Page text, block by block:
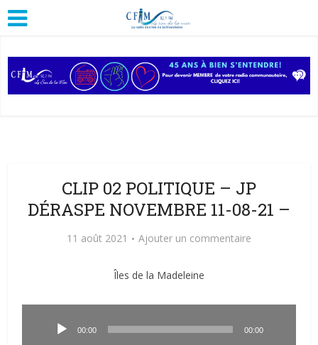
CLIP 02 POLITIQUE – JP
DÉRASPE NOVEMBRE 11-08-21 –
11 août 2021 Ajouter un commentaire
Îles de la Madeleine
00:00 00:00